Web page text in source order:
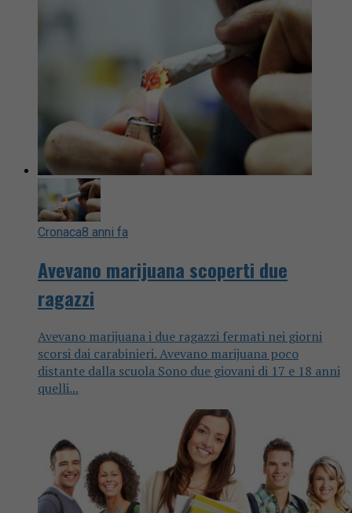
Cronaca8 anni fa
Avevano marijuana scoperti due
ragazzi
Avevano marijuana i due ragazzi fermati nei giorni
scorsi dai carabinieri. Avevano marijuana poco
distante dalla scuola Sono due giovani di 17 e 18 anni
quelli...